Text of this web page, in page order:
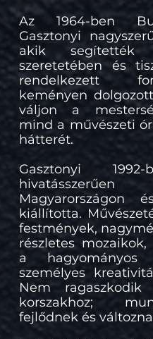
Az 1964-ben
Gasztonyi
akik
szeretetében és
rendelkezett
keményen
váljon a
mind a művészeti
hátterét.
Gasztonyi
Magyarországon
kiállította.
festmények,
részletes
a
személyes
Nem
korszakhoz;
fejlődnek és